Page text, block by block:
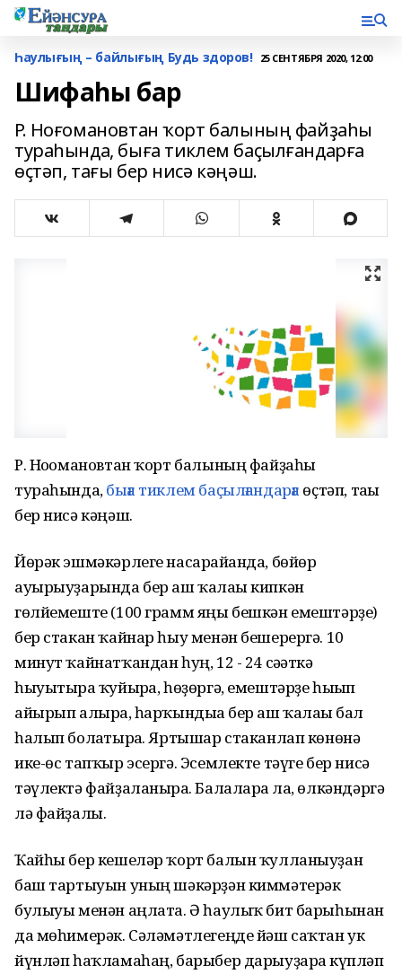
Һаулығың – байлығың Будь здоров! 25 СЕНТЯБРЯ 2020, 12:00
Шифаһы бар
Р. Ноғомановтан ҡорт балының файҙаһы
тураһында, быға тиклем баҫылғандарға
өҫтәп, тағы бер нисә кәңәш.
Р. Ноғомановтан ҡорт балының файҙаһы
тураһында,быға тиклем баҫылғандарға өҫтәп, тағы
бер нисә кәңәш.
Йөрәк эшмәкәрлеге насарайғанда, бөйөр
ауырыуҙарында бер аш ҡалағы кипкән
гөлйемеште (100 грамм яңы бешкән емештәрҙе)
бер стакан ҡайнар һыу менән бешерергә. 10
минут ҡайнатҡандан һуң, 12 - 24 сәғәткә
һыуытырға ҡуйырға, һөҙөргә, емештәрҙе һығып
айырып алырға, һарҡындыға бер аш ҡалағы бал
һалып болғатырға. Яртышар стаканлап көнөнә
ике-өс тапҡыр эсергә. Эсемлекте тәүге бер нисә
тәүлектә файҙаланырға. Балаларға ла, өлкәндәргә
лә файҙалы.
Ҡайһы бер кешеләр ҡорт балын ҡулланыуҙан
баш тартыуын уның шәкәрҙән киммәтерәк
булыуы менән аңлата. Ә һаулыҡ бит барыһынан
да мөһимерәк. Сәләмәтлегеңде йәш саҡтан ук
йүнләп һаҡламаһаң, барыбер дарыуҙарға күпләп